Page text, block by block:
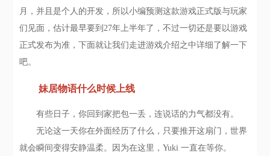
月，并且是个人的开发，所以小编预测这款游戏正式版与玩家
们见面，估计最早要到27年上半年了，不过一切还是要以游戏
正式发布为准，下面就让我们走进游戏介绍之中详细了解一下
吧。
妹居物语什么时候上线
有些日子，你回到家把包一丢，连说话的力气都没有。
无论这一天你在外面经历了什么，只要推开这扇门，世界
就会瞬间变得安静温柔。因为在这里，Yuki 一直在等你。